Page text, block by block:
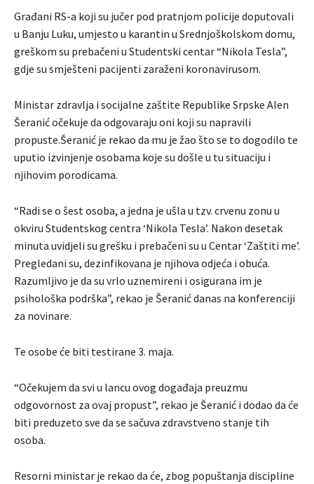
Građani RS-a koji su jučer pod pratnjom policije doputovali
u Banju Luku, umjesto u karantin u Srednjoškolskom domu,
greškom su prebačeni u Studentski centar “Nikola Tesla”,
gdje su smješteni pacijenti zaraženi koronavirusom.
Ministar zdravlja i socijalne zaštite Republike Srpske Alen
Šeranić očekuje da odgovaraju oni koji su napravili
propuste.Šeranić je rekao da mu je žao što se to dogodilo te
uputio izvinjenje osobama koje su došle u tu situaciju i
njihovim porodicama.
“Radi se o šest osoba, a jedna je ušla u tzv. crvenu zonu u
okviru Studentskog centra ‘Nikola Tesla’. Nakon desetak
minuta uvidjeli su grešku i prebačeni su u Centar ‘Zaštiti me’.
Pregledani su, dezinfikovana je njihova odjeća i obuća.
Razumljivo je da su vrlo uznemireni i osigurana im je
psihološka podrška”, rekao je Šeranić danas na konferenciji
za novinare.
Te osobe će biti testirane 3. maja.
“Očekujem da svi u lancu ovog događaja preuzmu
odgovornost za ovaj propust”, rekao je Šeranić i dodao da će
biti preduzeto sve da se sačuva zdravstveno stanje tih
osoba.
Resorni ministar je rekao da će, zbog popuštanja discipline